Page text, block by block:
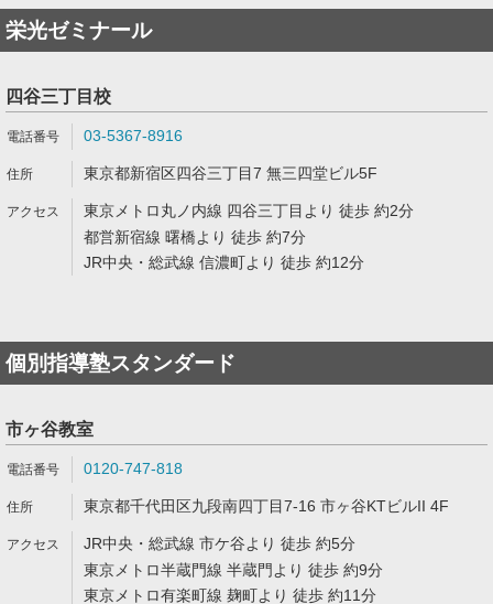
栄光ゼミナール
四谷三丁目校
03-5367-8916
東京都新宿区四谷三丁目7 無三四堂ビル5F
東京メトロ丸ノ内線 四谷三丁目より 徒歩 約2分
都営新宿線 曙橋より 徒歩 約7分
JR中央・総武線 信濃町より 徒歩 約12分
個別指導塾スタンダード
市ヶ谷教室
0120-747-818
東京都千代田区九段南四丁目7-16 市ヶ谷KTビルII 4F
JR中央・総武線 市ケ谷より 徒歩 約5分
東京メトロ半蔵門線 半蔵門より 徒歩 約9分
東京メトロ有楽町線 麹町より 徒歩 約11分